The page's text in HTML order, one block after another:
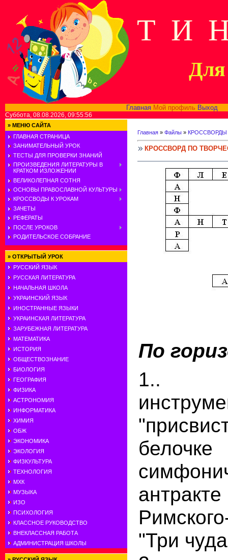
Т И
Для
Главная Мой профиль Выход
Суббота, 08.08.2026, 09:55:56
» МЕНЮ САЙТА
ГЛАВНАЯ СТРАНИЦА
ЗАНИМАТЕЛЬНЫЙ УРОК
ТЕСТЫ ДЛЯ ПРОВЕРКИ ЗНАНИЙ
ПРОИЗВЕДЕНИЯ ЛИТЕРАТУРЫ В
КРАТКОМ ИЗЛОЖЕНИИ
ВЕЛИКОЛЕПНАЯ СОТНЯ
ОСНОВЫ ПРАВОСЛАВНОЙ КУЛЬТУРЫ
КРОССВОДЫ К УРОКАМ
ЗАЧЕТЫ
РЕФЕРАТЫ
ПОСЛЕ УРОКОВ
РОДИТЕЛЬСКОЕ СОБРАНИЕ
» ОТКРЫТЫЙ УРОК
РУССКИЙ ЯЗЫК
РУССКАЯ ЛИТЕРАТУРА
НАЧАЛЬНАЯ ШКОЛА
УКРАИНСКИЙ ЯЗЫК
ИНОСТРАННЫЕ ЯЗЫКИ
УКРАИНСКАЯ ЛИТЕРАТУРА
ЗАРУБЕЖНАЯ ЛИТЕРАТУРА
МАТЕМАТИКА
ИСТОРИЯ
ОБЩЕСТВОЗНАНИЕ
БИОЛОГИЯ
ГЕОГРАФИЯ
ФИЗИКА
АСТРОНОМИЯ
ИНФОРМАТИКА
ХИМИЯ
ОБЖ
ЭКОНОМИКА
ЭКОЛОГИЯ
ФИЗКУЛЬТУРА
ТЕХНОЛОГИЯ
МХК
МУЗЫКА
ИЗО
ПСИХОЛОГИЯ
КЛАССНОЕ РУКОВОДСТВО
ВНЕКЛАССНАЯ РАБОТА
АДМИНИСТРАЦИЯ ШКОЛЫ
Главная » Файлы » КРОССВОРДЫ
КРОССВОРД ПО
По
1..
"Три